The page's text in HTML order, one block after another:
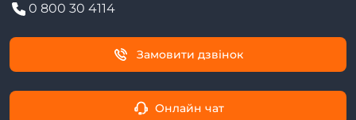
0 800 30 4114
Замовити дзвінок
Онлайн чат